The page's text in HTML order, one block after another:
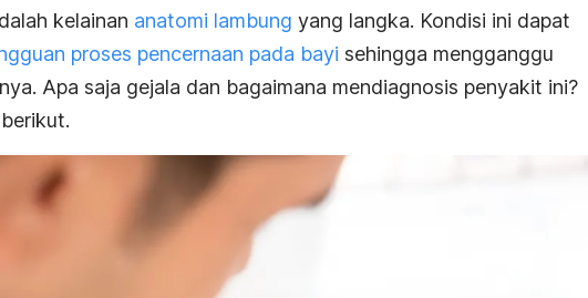
kelainan anatomi lambung yang langka. Kondisi ini dapat
proses pencernaan pada bayi sehingga mengganggu
Apa saja gejala dan bagaimana mendiagnosis penyakit ini?